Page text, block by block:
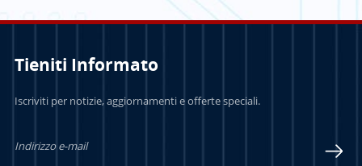
Tieniti Informato
Iscriviti per notizie, aggiornamenti e offerte speciali.